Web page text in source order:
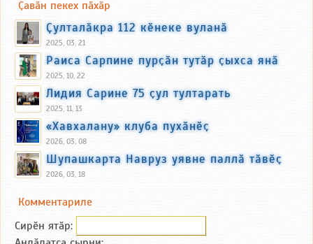
Ҫавӑн пекех пӑхӑр
Ҫулталӑкра 112 кӗнеке вуланӑ
2025, 03, 21
Раиса Сарпине пурҫӑн тутӑр ҫыхса янӑ
2025, 10, 22
Лидия Сарине 75 ҫул тултарать
2025, 11, 13
«Хавхалану» клуба пухӑнӗҫ
2026, 03, 08
Шупашкарта Навруз уявне паллӑ тӑвӗҫ
2026, 03, 18
Комментариле
Сирӗн ятӑp: